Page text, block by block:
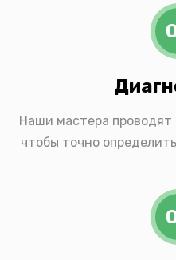
Наши мастера проводят
чтобы точно